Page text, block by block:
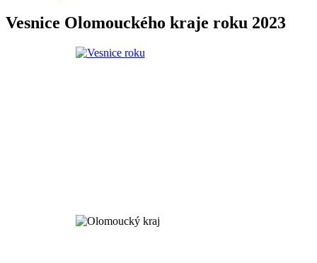
Vesnice Olomouckého kraje roku 2023